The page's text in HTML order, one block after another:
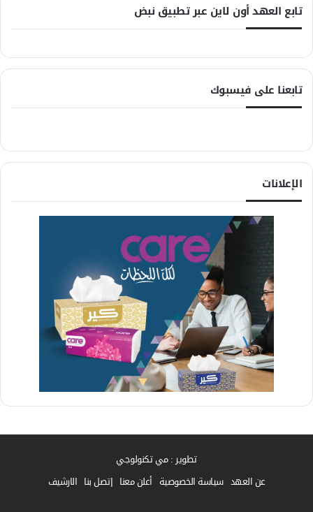
تابع العهد أون لاين عبر تطبيق نبض
تابعنا على فيسبوك
الإعلانات
تطوير : مي تكنولوجي
عن العهد سياسة الخصوصية أعلن معنا إتصل بنا الارشيف